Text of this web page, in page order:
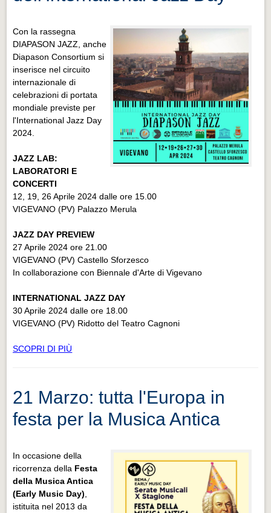
Con la rassegna
DIAPASON JAZZ, anche
Diapason Consortium si
inserisce nel circuito
internazionale di
celebrazioni di portata
mondiale previste per
l'International Jazz Day
2024.
JAZZ LAB:
LABORATORI E
CONCERTI
12, 19, 26 Aprile 2024 dalle ore 15.00
VIGEVANO (PV) Palazzo Merula
JAZZ DAY PREVIEW
27 Aprile 2024 ore 21.00
VIGEVANO (PV) Castello Sforzesco
In collaborazione con Biennale d'Arte di Vigevano
INTERNATIONAL JAZZ DAY
30 Aprile 2024 dalle ore 18.00
VIGEVANO (PV) Ridotto del Teatro Cagnoni
SCOPRI DI PIÙ
21 Marzo: tutta l'Europa in
festa per la Musica Antica
In occasione della
ricorrenza della Festa
della Musica Antica
(Early Music Day)
istituita nel 2013 da